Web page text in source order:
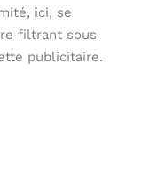
ici, se
filtrant sous
publicitaire.